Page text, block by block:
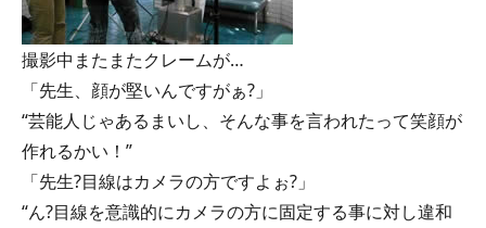
撮影中またまたクレームが…
「先生、顔が堅いんですがぁ?」
“芸能人じゃあるまいし、そんな事を言われたって笑顔が
作れるかい！”
「先生?目線はカメラの方ですよぉ?」
“ん?目線を意識的にカメラの方に固定する事に対し違和